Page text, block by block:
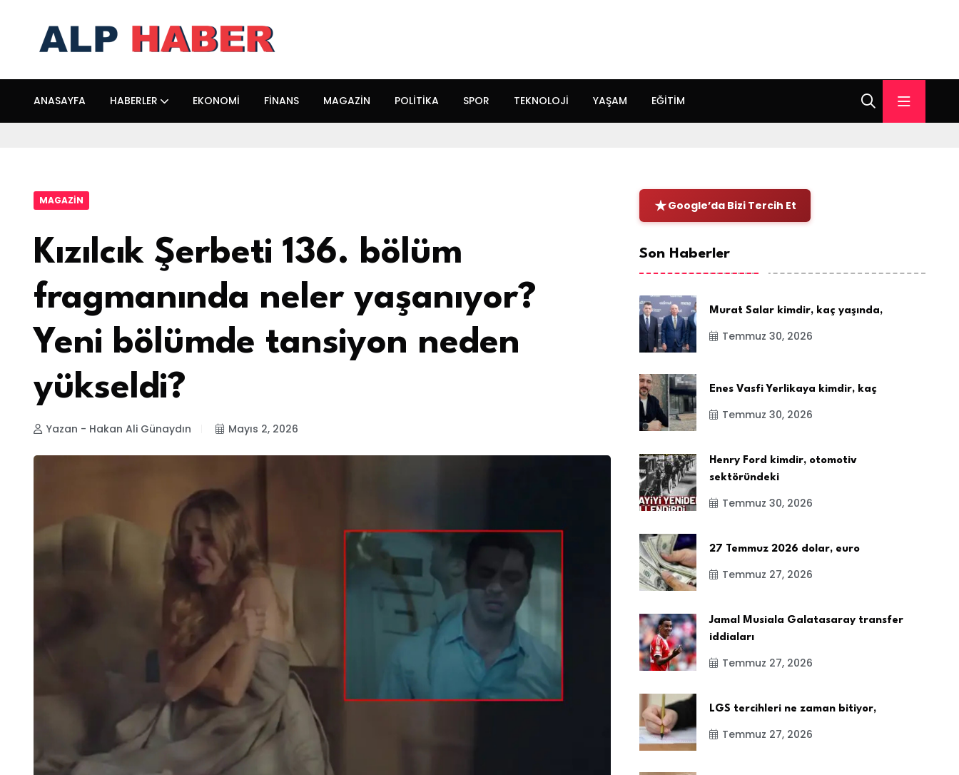
ANASAYFA HABERLER EKONOMI FINANS MAGAZIN POLITIKA SPOR TEKNOLOJI YAŞAM EĞITIM
MAGAZIN
Kızılcık Şerbeti 136. bölüm
fragmanında neler yaşanıyor?
Yeni bölümde tansiyon neden
yükseldi?
Yazan - Hakan Ali Günaydın Mayıs 2, 2026
Google’da Bizi Tercih Et
Son Haberler
Murat Salar kimdir, kaç yaşında,
Temmuz 30, 2026
Enes Vasfi Yerlikaya kimdir, kaç
Temmuz 30, 2026
Henry Ford kimdir, otomotiv
sektöründeki
Temmuz 30, 2026
27 Temmuz 2026 dolar, euro
Temmuz 27, 2026
Jamal Musiala Galatasaray transfer
iddiaları
Temmuz 27, 2026
LGS tercihleri ne zaman bitiyor,
Temmuz 27, 2026